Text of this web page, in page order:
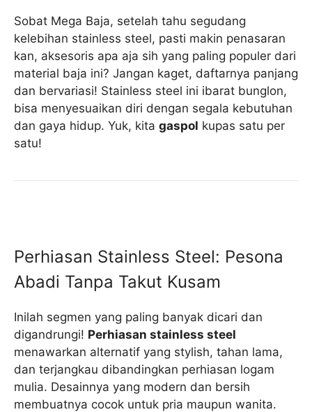
Sobat Mega Baja, setelah tahu segudang
kelebihan stainless steel, pasti makin penasaran
kan, aksesoris apa aja sih yang paling populer dari
material baja ini? Jangan kaget, daftarnya panjang
dan bervariasi! Stainless steel ini ibarat bunglon,
bisa menyesuaikan diri dengan segala kebutuhan
dan gaya hidup. Yuk, kita gaspol kupas satu per
satu!
Perhiasan Stainless Steel: Pesona
Abadi Tanpa Takut Kusam
Inilah segmen yang paling banyak dicari dan
digandrungi! Perhiasan stainless steel
menawarkan alternatif yang stylish, tahan lama,
dan terjangkau dibandingkan perhiasan logam
mulia. Desainnya yang modern dan bersih
membuatnya cocok untuk pria maupun wanita.